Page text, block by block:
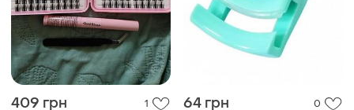
409 грн 1 64 грн
0